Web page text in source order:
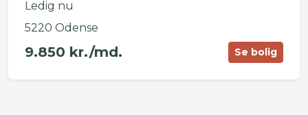
Ledig nu
5220 Odense
9.850 kr./md. Se bolig